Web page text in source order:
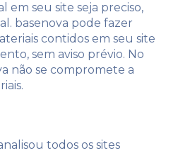
em seu site seja preciso,
basenova pode fazer
contidos em seu site
sem aviso prévio. No
não se compromete a
todos os sites